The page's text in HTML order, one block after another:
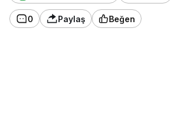
0 Paylaş Beğen